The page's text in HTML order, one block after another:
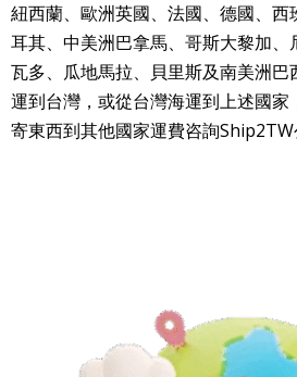
紐西蘭、歐洲英國、法國、德國、
耳其、中美洲巴拿馬、哥斯大黎加
瓦多、瓜地馬拉、貝里斯及南美洲
運到台灣，或從台灣海運到上述國
寄東西到其他國家運費咨詢Ship2TW